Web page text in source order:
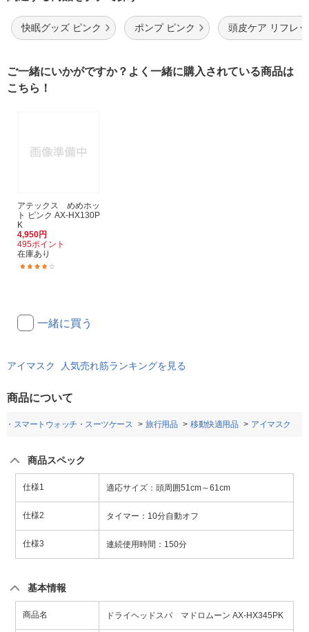
快眠グッズ ピンク ポンプ ピンク 頭皮ケア リフレ
ご一緒にいかがですか？よく一緒に購入されている商品は
こちら！
アテックス めめホッ
ト ピンク AX-HX130P
K
4,950円
495ポイント
在庫あり
一緒に買う
アイマスク 人気売れ筋ランキングを見る
商品について
・スマートウォッチ・スーツケース 旅行用品 移動快適用品 アイマスク
商品スペック
仕様1 適応サイズ：頭周囲51cm～61cm
仕様2 タイマー：10分自動オフ
仕様3 連続使用時間：150分
基本情報
商品名 ドライヘッドスパ マドロムーン AX-HX345PK